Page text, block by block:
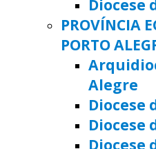
Diocese
PROVÍNCIA
PORTO
Alegre
Diocese
Diocese
Diocese